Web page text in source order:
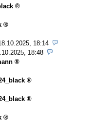
18:14
18:48